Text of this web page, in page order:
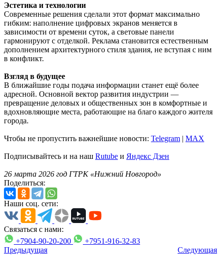
Эстетика и технологии
Современные решения сделали этот формат максимально
гибким: наполнение цифровых экранов меняется в
зависимости от времени суток, а световые панели
гармонируют с отделкой. Реклама становится естественным
дополнением архитектурного стиля здания, не вступая с ним
в конфликт.
Взгляд в будущее
В ближайшие годы подача информации станет ещё более
адресной. Основной вектор развития индустрии —
превращение деловых и общественных зон в комфортные и
вдохновляющие места, работающие на благо каждого жителя
города.
Чтобы не пропустить важнейшие новости: Telegram | MAX
Подписывайтесь и на наш Rutube и Яндекс Дзен
26 марта 2026 год ГТРК «Нижний Новгород»
Поделиться:
Наши соц. сети:
Связаться с нами:
+7904-90-20-200
+7951-916-32-83
Предыдущая
Следующая